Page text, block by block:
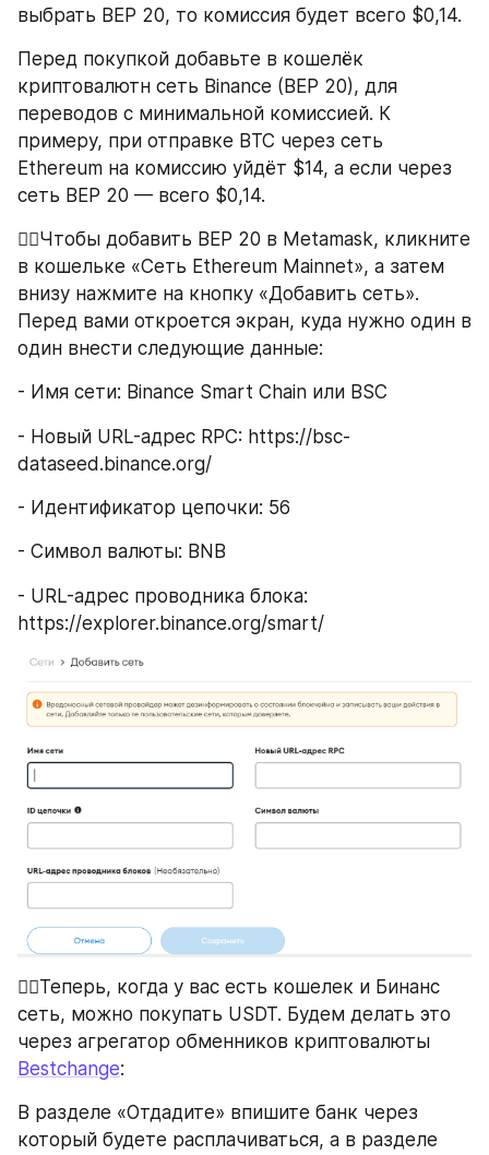
выбрать BEP 20, то комиссия будет всего $0,14.
Перед покупкой добавьте в кошелёк
криптовалютн сеть Binance (BEP 20), для
переводов с минимальной комиссией. К
примеру, при отправке BTC через сеть
Ethereum на комиссию уйдёт $14, а если через
сеть BEP 20 — всего $0,14.
👉🏻Чтобы добавить BEP 20 в Metamask, кликните
в кошельке «Сеть Ethereum Mainnet», а затем
внизу нажмите на кнопку «Добавить сеть».
Перед вами откроется экран, куда нужно один в
один внести следующие данные:
- Имя сети: Binance Smart Chain или BSC
- Новый URL-адрес RPC: https://bsc-
dataseed.binance.org/
- Идентификатор цепочки: 56
- Символ валюты: BNB
- URL-адрес проводника блока:
https://explorer.binance.org/smart/
👉🏻Теперь, когда у вас есть кошелек и Бинанс
сеть, можно покупать USDT. Будем делать это
Bestchange:
В разделе «Отдадите» впишите банк через
который будете расплачиваться, а в разделе